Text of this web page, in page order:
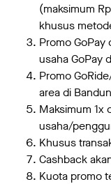
(maksimum
khusus
Promo
usaha GoPay
Promo
area di
Maksimum 1x
usaha/
Khusus
Cashback
Kuota promo